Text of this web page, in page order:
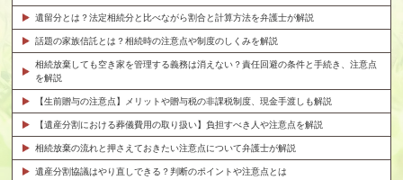
遺留分とは？法定相続分と比べながら割合と計算方法を弁護士が解説
話題の家族信託とは？相続時の注意点や制度のしくみを解説
相続放棄しても空き家を管理する義務は消えない？責任回避の条件と手続き、注意点
を解説
【生前贈与の注意点】メリットや贈与税の非課税制度、現金手渡しも解説
【遺産分割における葬儀費用の取り扱い】負担すべき人や注意点を解説
相続放棄の流れと押さえておきたい注意点について弁護士が解説
遺産分割協議はやり直しできる？判断のポイントや注意点とは